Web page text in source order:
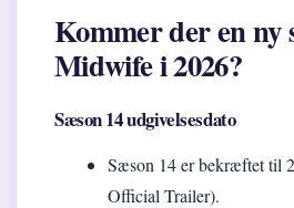
Kommer der en ny
Midwife i 2026?
Sæson 14 udgivelsesdato
Sæson 14 er bekræftet til
Official Trailer).